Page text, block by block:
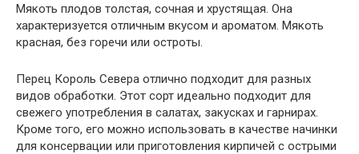
Мякоть плодов толстая, сочная и хрустящая. Она
характеризуется отличным вкусом и ароматом. Мякоть
красная, без горечи или остроты.
Перец Король Севера отлично подходит для разных
видов обработки. Этот сорт идеально подходит для
свежего употребления в салатах, закусках и гарнирах.
Кроме того, его можно использовать в качестве начинки
для консервации или приготовления кирпичей с острыми